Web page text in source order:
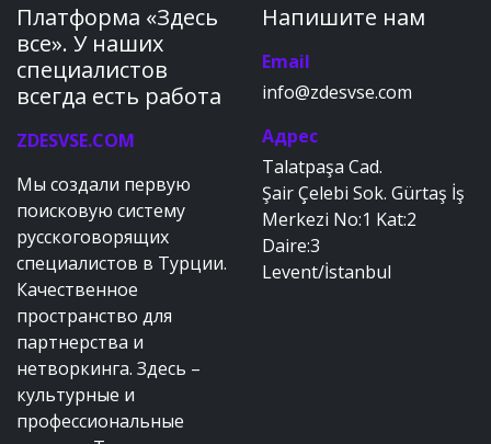
Платформа «Здесь
все». У наших
специалистов
всегда есть работа
ZDESVSE.COM
Мы создали первую
поисковую систему
русскоговорящих
специалистов в Турции.
Качественное
пространство для
партнерства и
нетворкинга. Здесь –
культурные и
профессиональные
Напишите нам
Email
info@zdesvse.com
Адрес
Talatpaşa Cad.
Şair Çelebi Sok. Gürtaş İş
Merkezi No:1 Kat:2
Daire:3
Levent/İstanbul